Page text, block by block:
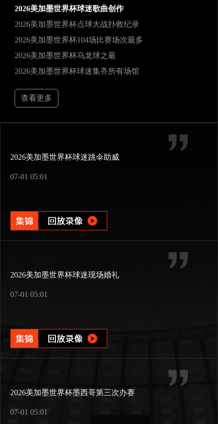
2026美加墨世界杯球迷歌曲创作
2026美加墨世界杯点球大战扑救纪录
2026美加墨世界杯104场比赛场次最多
2026美加墨世界杯乌龙球之最
2026美加墨世界杯球迷集齐所有场馆
查看更多
2026美加墨世界杯球迷跳伞助威
07-01 05:01
2026美加墨世界杯球迷现场婚礼
07-01 05:01
2026美加墨世界杯墨西哥第三次办赛
07-01 05:01